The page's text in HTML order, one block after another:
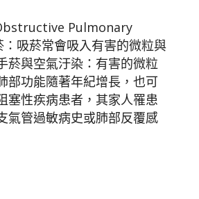
Pulmonary
吸菸常會吸入有害的微粒與
菸與空氣汙染：有害的微粒
部功能隨著年紀增長，也可
塞性疾病患者，其家人罹患
氣管過敏病史或肺部反覆感